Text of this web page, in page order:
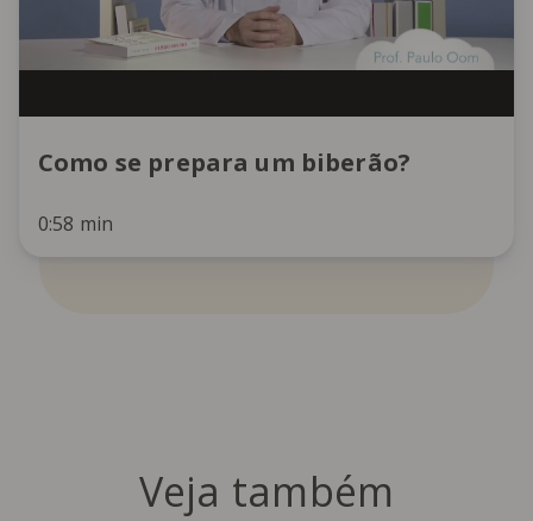
Como se prepara um biberão?
0:58 min
Veja também